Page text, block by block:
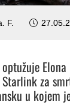
F.
za
u kojem